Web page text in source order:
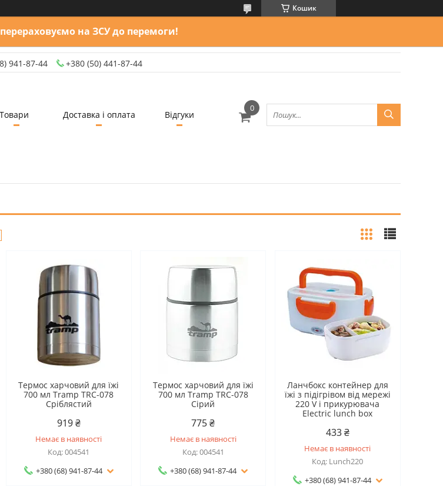
Кошик
на ЗСУ до перемоги!
941-87-44 +380 (50) 441-87-44
Товари Доставка і оплата Відгуки
Термос харчовий для їжі
700 мл Tramp TRC-078
Сріблястий
919 ₴
Немає в наявності
004541
+380 (68) 941-87-44
Термос харчовий для їжі
700 мл Tramp TRC-078
Сірий
775 ₴
Немає в наявності
004541
+380 (68) 941-87-44
Ланчбокс контейнер для
їжі з підігрівом від мережі
220 V і прикурювача
Electric lunch box
433 ₴
Немає в наявності
Lunch220
+380 (68) 941-87-44